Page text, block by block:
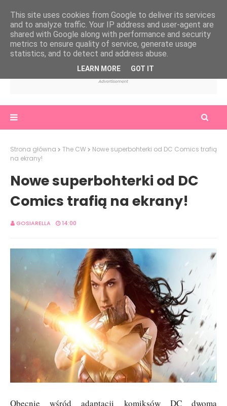
Strona główna The CW
Nowe superbohterki od DC Comics trafią
na ekrany!
Nowe superbohterki od DC
Comics trafią na ekrany!
GOSIARELLA 14:00
Obecnie wśród adaptacji komiksów DC dwoma
This site uses cookies from Google to deliver its services
and to analyze traffic. Your IP address and user-agent are
shared with Google along with performance and security
metrics to ensure quality of service, generate usage
statistics, and to detect and address abuse.
LEARN MORE GOT IT